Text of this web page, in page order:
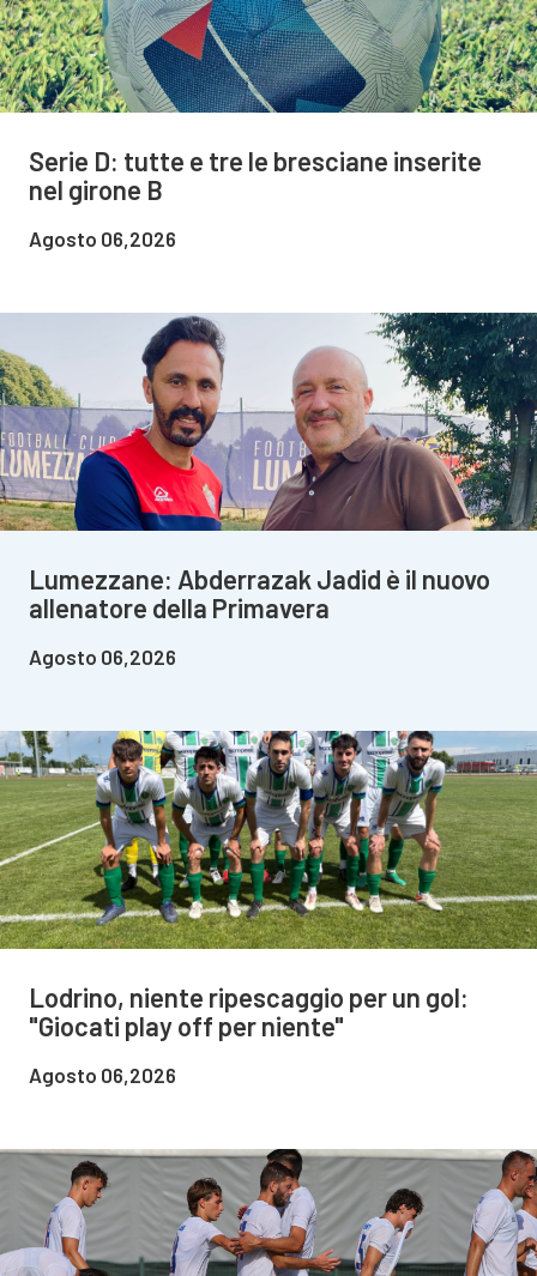
Serie D: tutte e tre le bresciane inserite
nel girone B
Agosto 06,2026
Lumezzane: Abderrazak Jadid è il nuovo
allenatore della Primavera
Agosto 06,2026
Lodrino, niente ripescaggio per un gol:
"Giocati play off per niente"
Agosto 06,2026